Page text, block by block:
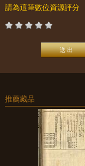
請為這筆數位資源評分
推薦藏品